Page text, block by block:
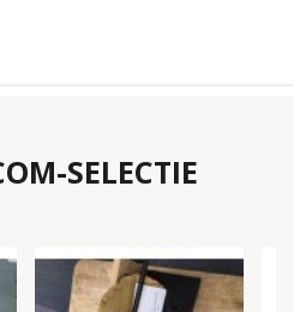
SELECTIE